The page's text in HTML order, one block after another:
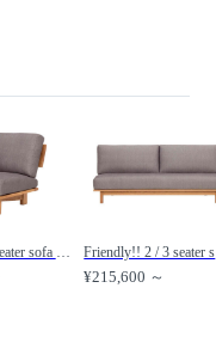
Friendly!! 1 seater sofa / フレンドリー 1人掛けソファ LC034-1M /
¥215,600 ～